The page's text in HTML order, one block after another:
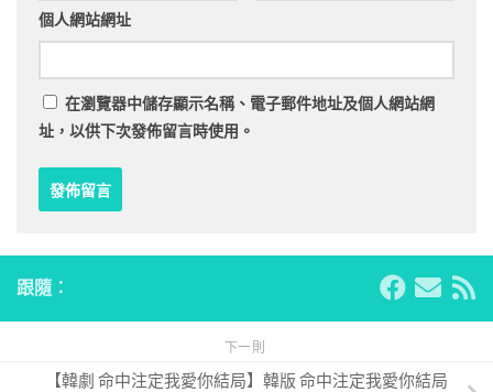
個人網站網址
在瀏覽器中儲存顯示名稱、電子郵件地址及個人網站網
址，以供下次發佈留言時使用。
跟隨：
下一則
【韓劇 命中注定我愛你結局】韓版 命中注定我愛你結局